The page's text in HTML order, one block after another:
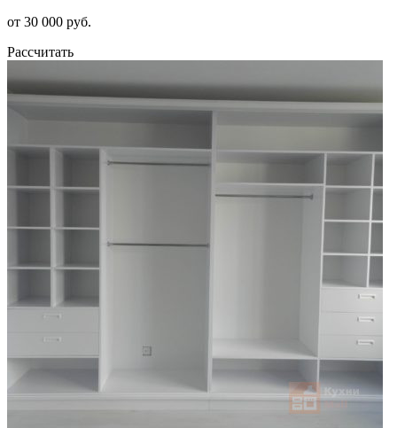
от 30 000 руб.
Рассчитать